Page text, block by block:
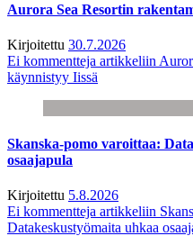
Aurora Sea Resortin
Kirjoitettu 30.7.2026
Ei kommentteja artikkeliin
käynnistyy Iissä
Skanska-pomo varoittaa:
osaajapula
Kirjoitettu 5.8.2026
Ei kommentteja artikkeliin
Datakeskustyömaita uhkaa